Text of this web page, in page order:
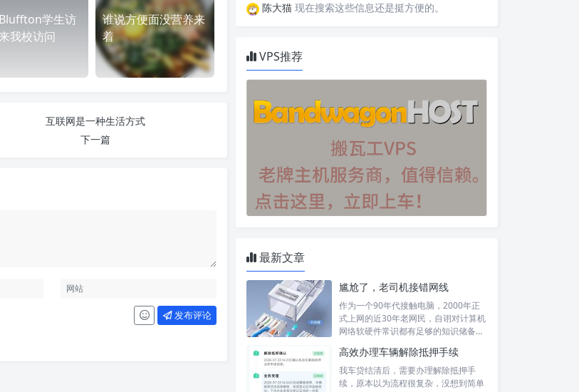
学生访
我校访问
谁说方便面没营养来
着
互联网是一种生活方式
下一篇
发布评论
陈大猫 现在搜索这些信息还是挺方便的。
VPS推荐
最新文章
尴尬了，老司机接错网线
作为一个90年代接触电脑，2000年正
式上网的近30年老网民，自诩对计算机
网络软硬件常识都有足够的知识储备，
高效办理车辆解除抵押手续
我车贷结清后，需要办理解除抵押手
续，原本以为流程很复杂，没想到简单